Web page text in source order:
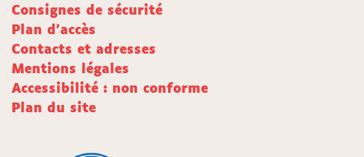
Consignes de sécurité
Plan d'accès
Contacts et adresses
Mentions légales
Accessibilité : non conforme
Plan du site